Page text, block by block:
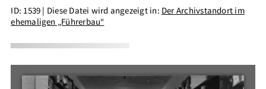
ID: 1539 | Diese Datei wird angezeigt in: Der Archivstandort im
ehemaligen „Führerbau“